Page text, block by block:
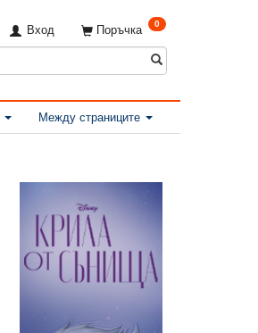
Поръчка 0
Вход
Между страниците